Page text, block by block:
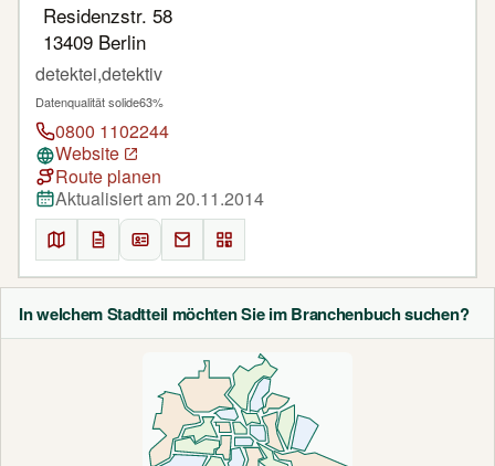
In welchem Stadtteil möchten Sie im Branchenbuch suchen?
Residenzstr. 58
13409 Berlin
detektei,detektiv
Datenqualität solide63%
0800 1102244
Website
Route planen
Aktualisiert am 20.11.2014